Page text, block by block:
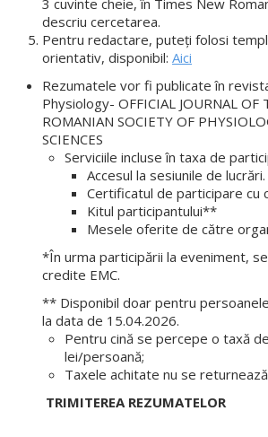
descriu cercetarea.
Pentru redactare, puteți folosi
orientativ, disponibil: Aici
Rezumatele vor fi publicate în
Physiology- OFFICIAL JOURNAL OF
ROMANIAN SOCIETY OF
SCIENCES
Serviciile incluse în taxa de
Accesul la sesiunile de lucrări.
Certificatul de participare cu
Kitul participantului**
Mesele oferite de către
*În urma participării la eveniment,
credite EMC.
** Disponibil doar pentru
la data de 15.04.2026.
Pentru cină se percepe o taxă
lei/persoană;
Taxele achitate nu se
TRIMITEREA REZUMATELOR